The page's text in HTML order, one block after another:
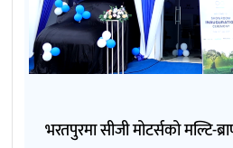
भरतपुरमा सीजी मोटर्सको मल्टि-